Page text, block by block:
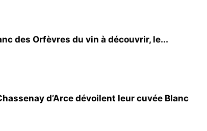
des Orfèvres du vin à découvrir, le...
d’Arce dévoilent leur cuvée Blanc